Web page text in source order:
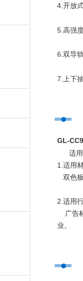
4.开放
5.高强
6.双导
7.上下
GL-
适
1.适用
双色
2.适用
广告
业。